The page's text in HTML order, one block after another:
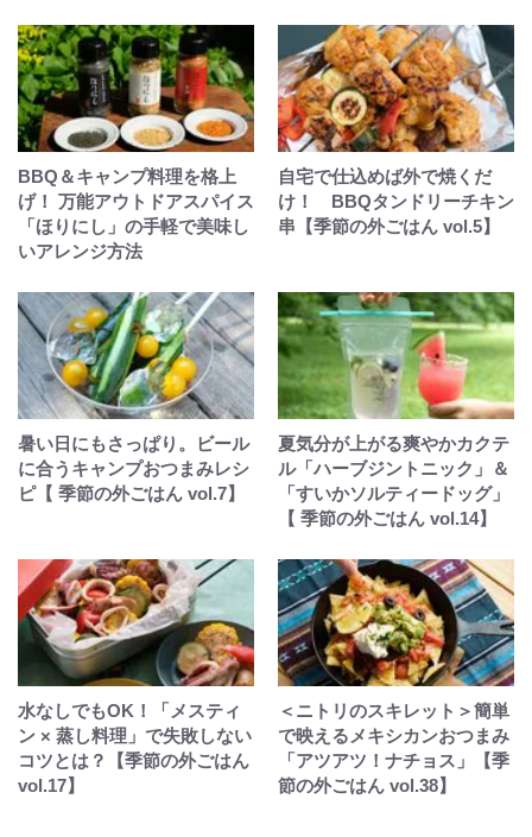
BBQ＆キャンプ料理を格上
げ！ 万能アウトドアスパイス
「ほりにし」の手軽で美味し
いアレンジ方法
自宅で仕込めば外で焼くだ
け！ BBQタンドリーチキン
串【季節の外ごはん vol.5】
暑い日にもさっぱり。ビール
に合うキャンプおつまみレシ
ピ【 季節の外ごはん vol.7】
夏気分が上がる爽やかカクテ
ル「ハーブジントニック」＆
「すいかソルティードッグ」
【 季節の外ごはん vol.14】
水なしでもOK！「メスティ
ン × 蒸し料理」で失敗しない
コツとは？【季節の外ごはん
vol.17】
＜ニトリのスキレット＞簡単
で映えるメキシカンおつまみ
「アツアツ！ナチョス」【季
節の外ごはん vol.38】